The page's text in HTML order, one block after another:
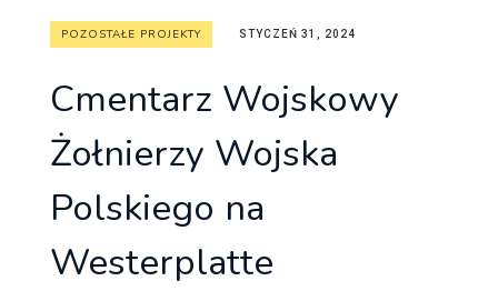
POZOSTAŁE PROJEKTY STYCZEŃ 31, 2024
Cmentarz Wojskowy
Żołnierzy Wojska
Polskiego na
Westerplatte